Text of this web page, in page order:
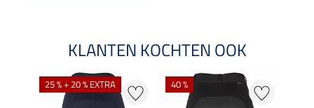
KLANTEN KOCHTEN OOK
25 % + 20 % EXTRA 40 %